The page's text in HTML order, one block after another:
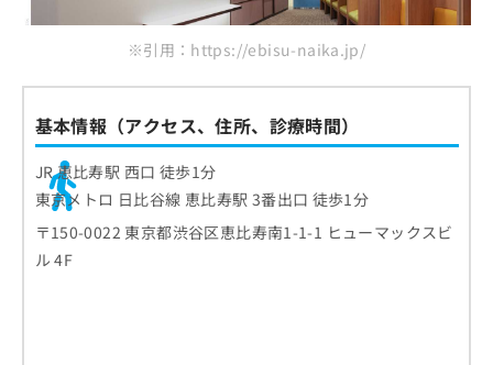
※引用：https://ebisu-naika.jp/
基本情報（アクセス、住所、診療時間）
JR 恵比寿駅 西口 徒歩1分
東京メトロ 日比谷線 恵比寿駅 3番出口 徒歩1分
〒150-0022 東京都渋谷区恵比寿南1-1-1 ヒューマックスビ
ル 4F